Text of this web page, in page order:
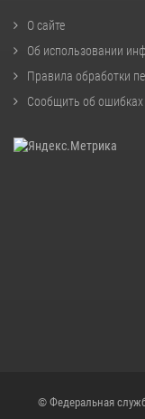
О сайте
Об использовании
Правила обработки
Сообщить об ошибках
© Федеральная